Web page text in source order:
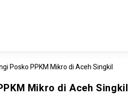
Mikro di Aceh Singkil